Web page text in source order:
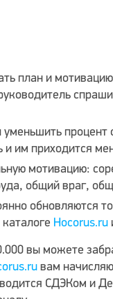
план и
процент
и им приходится
мотивацию:
общий враг,
обновляются
каталоге Hocorus.ru
вы можете
вам
СДЭКом и